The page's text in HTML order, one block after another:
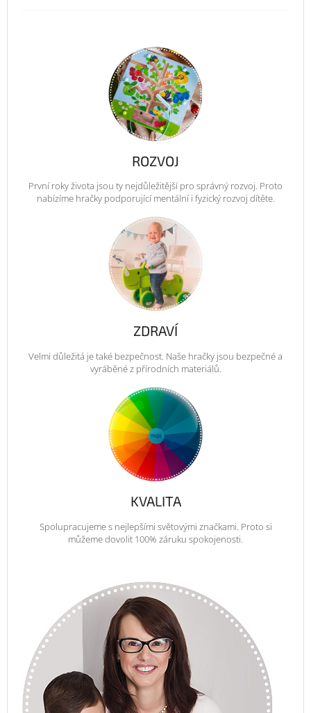
ROZVOJ
První roky života jsou ty nejdůležitější pro správný rozvoj. Proto
nabízíme hračky podporující mentální i fyzický rozvoj dítěte.
ZDRAVÍ
Velmi důležitá je také bezpečnost. Naše hračky jsou bezpečné a
vyráběné z přírodních materiálů.
KVALITA
Spolupracujeme s nejlepšími světovými značkami. Proto si
můžeme dovolit 100% záruku spokojenosti.